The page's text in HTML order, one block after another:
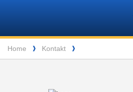
Barone
Yachting
Breadcrumb
Home ❱ Kontakt ❱